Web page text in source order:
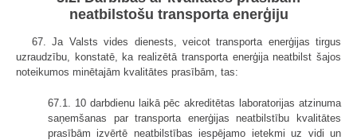
neatbilstošu transporta enerģiju
67. Ja Valsts vides dienests, veicot transporta enerģijas tirgus
uzraudzību, konstatē, ka realizētā transporta enerģija neatbilst šajos
noteikumos minētajām kvalitātes prasībām, tas:
67.1. 10 darbdienu laikā pēc akreditētas laboratorijas atzinuma
saņemšanas par transporta enerģijas neatbilstību kvalitātes
prasībām izvērtē neatbilstības iespējamo ietekmi uz vidi un